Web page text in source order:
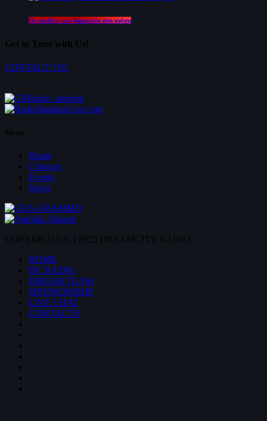
Οι παγίδες των διακοπών στη σχέση
Get in Tune with Us!
CONTACT US!
Menu
Home
Contacts
Events
News
COPYRIGHT (C) 2025 DREAMCITY RADIO
HOME
DC RADIO
DREAM TEAM
SPONSORSHIP
LIVE CHAT
CONTACTS